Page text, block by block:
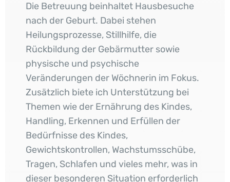
Die Betreuung beinhaltet Hausbesuche
nach der Geburt. Dabei stehen
Heilungsprozesse, Stillhilfe, die
Rückbildung der Gebärmutter sowie
physische und psychische
Veränderungen der Wöchnerin im Fokus.
Zusätzlich biete ich Unterstützung bei
Themen wie der Ernährung des Kindes,
Handling, Erkennen und Erfüllen der
Bedürfnisse des Kindes,
Gewichtskontrollen, Wachstumsschübe,
Tragen, Schlafen und vieles mehr, was in
dieser besonderen Situation erforderlich